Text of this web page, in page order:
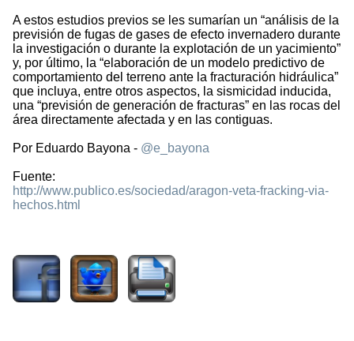
A estos estudios previos se les sumarían un “análisis de la
previsión de fugas de gases de efecto invernadero durante
la investigación o durante la explotación de un yacimiento”
y, por último, la “elaboración de un modelo predictivo de
comportamiento del terreno ante la fracturación hidráulica”
que incluya, entre otros aspectos, la sismicidad inducida,
una “previsión de generación de fracturas” en las rocas del
área directamente afectada y en las contiguas.
Por Eduardo Bayona - @e_bayona
Fuente:
http://www.publico.es/sociedad/aragon-veta-fracking-via-
hechos.html